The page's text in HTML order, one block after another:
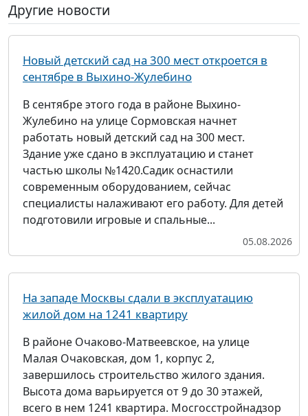
Другие новости
Новый детский сад на 300 мест откроется в
сентябре в Выхино-Жулебино
В сентябре этого года в районе Выхино-
Жулебино на улице Сормовская начнет
работать новый детский сад на 300 мест.
Здание уже сдано в эксплуатацию и станет
частью школы №1420.Садик оснастили
современным оборудованием, сейчас
специалисты налаживают его работу. Для детей
подготовили игровые и спальные...
05.08.2026
На западе Москвы сдали в эксплуатацию
жилой дом на 1241 квартиру
В районе Очаково-Матвеевское, на улице
Малая Очаковская, дом 1, корпус 2,
завершилось строительство жилого здания.
Высота дома варьируется от 9 до 30 этажей,
всего в нем 1241 квартира. Мосгосстройнадзор